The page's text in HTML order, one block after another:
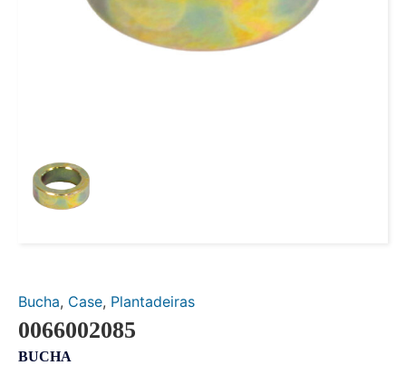
Bucha, Case, Plantadeiras
0066002085
BUCHA